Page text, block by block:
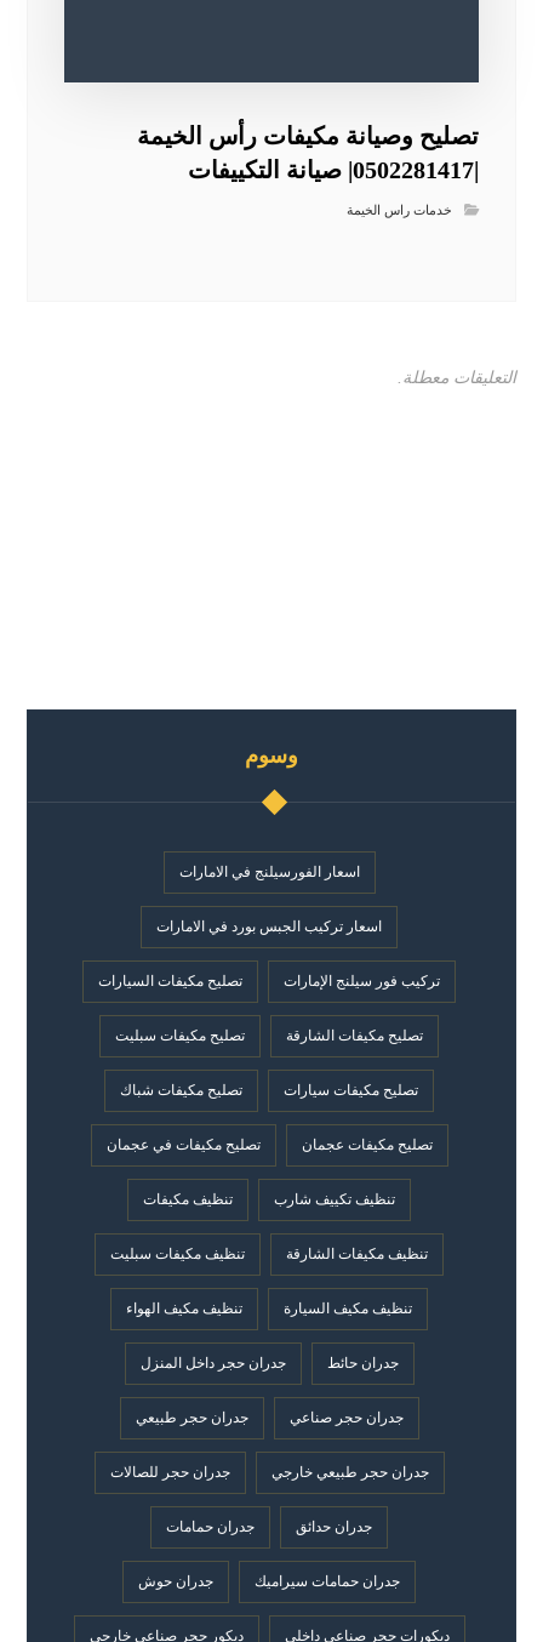
تصليح وصيانة مكيفات رأس الخيمة
|0502281417| صيانة التكييفات
خدمات راس الخيمة
التعليقات معطلة.
وسوم
اسعار الفورسيلنج في الامارات
اسعار تركيب الجبس بورد في الامارات
تركيب فور سيلنج الإمارات تصليح مكيفات السيارات
تصليح مكيفات الشارقة تصليح مكيفات سبليت
تصليح مكيفات سيارات تصليح مكيفات شباك
تصليح مكيفات عجمان تصليح مكيفات في عجمان
تنظيف تكييف شارب تنظيف مكيفات
تنظيف مكيفات الشارقة تنظيف مكيفات سبليت
تنظيف مكيف السيارة تنظيف مكيف الهواء
جدران حائط جدران حجر داخل المنزل
جدران حجر صناعي جدران حجر طبيعي
جدران حجر طبيعي خارجي جدران حجر للصالات
جدران حدائق جدران حمامات
جدران حمامات سيراميك جدران حوش
ديكورات حجر صناعي داخلي ديكور حجر صناعي خارجي